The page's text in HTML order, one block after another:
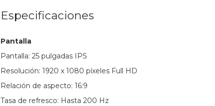
Especificaciones
Pantalla
Pantalla: 25 pulgadas IPS
Resolución: 1920 x 1080 píxeles Full HD
Relación de aspecto: 16:9
Tasa de refresco: Hasta 200 Hz